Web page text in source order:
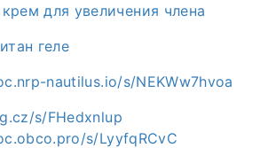
для увеличения члена
геле
nautilus.io/s/NEKWw7hvoa
s/FHedxnlup
s/LyyfqRCvC